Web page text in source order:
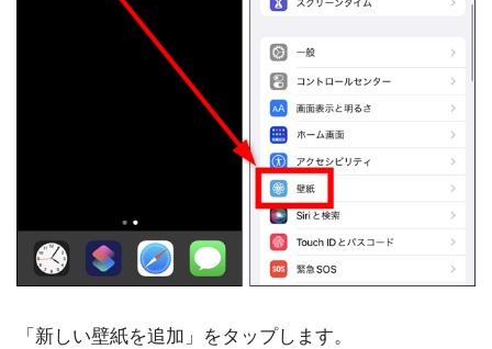
「新しい壁紙を追加」をタップします。